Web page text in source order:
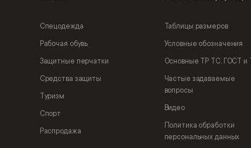
Спецодежда
Рабочая обувь
Защитные перчатки
Средства защиты
Туризм
Спорт
Распродажа
Таблицы размеров
Условные обозначения
Основные ТР ТС, ГОСТ и
Частые задаваемые
вопросы
Видео
Политика обработки
персональных данных